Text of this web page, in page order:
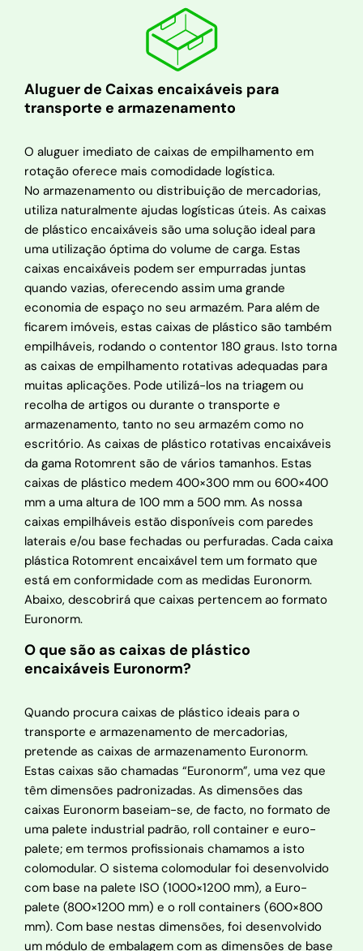
Aluguer de Caixas encaixáveis para
transporte e armazenamento
O aluguer imediato de caixas de empilhamento em
rotação oferece mais comodidade logística.
No armazenamento ou distribuição de mercadorias,
utiliza naturalmente ajudas logísticas úteis. As caixas
de plástico encaixáveis são uma solução ideal para
uma utilização óptima do volume de carga. Estas
caixas encaixáveis podem ser empurradas juntas
quando vazias, oferecendo assim uma grande
economia de espaço no seu armazém. Para além de
ficarem imóveis, estas caixas de plástico são também
empilháveis, rodando o contentor 180 graus. Isto torna
as caixas de empilhamento rotativas adequadas para
muitas aplicações. Pode utilizá-los na triagem ou
recolha de artigos ou durante o transporte e
armazenamento, tanto no seu armazém como no
escritório. As caixas de plástico rotativas encaixáveis
da gama Rotomrent são de vários tamanhos. Estas
caixas de plástico medem 400×300 mm ou 600×400
mm a uma altura de 100 mm a 500 mm. As nossa
caixas empilháveis estão disponíveis com paredes
laterais e/ou base fechadas ou perfuradas. Cada caixa
plástica Rotomrent encaixável tem um formato que
está em conformidade com as medidas Euronorm.
Abaixo, descobrirá que caixas pertencem ao formato
Euronorm.
O que são as caixas de plástico
encaixáveis Euronorm?
Quando procura caixas de plástico ideais para o
transporte e armazenamento de mercadorias,
pretende as caixas de armazenamento Euronorm.
Estas caixas são chamadas “Euronorm”, uma vez que
têm dimensões padronizadas. As dimensões das
caixas Euronorm baseiam-se, de facto, no formato de
uma palete industrial padrão, roll container e euro-
palete; em termos profissionais chamamos a isto
colomodular. O sistema colomodular foi desenvolvido
com base na palete ISO (1000×1200 mm), a Euro-
palete (800×1200 mm) e o roll containers (600×800
mm). Com base nestas dimensões, foi desenvolvido
um módulo de embalagem com as dimensões de base